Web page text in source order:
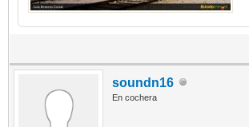
soundn16
En cochera